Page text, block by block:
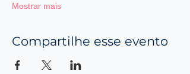
Mostrar mais
Compartilhe esse evento